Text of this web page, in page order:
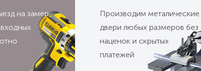
на замер
Производим металические
двери любых размеров без
наценок и скрытых
платежей